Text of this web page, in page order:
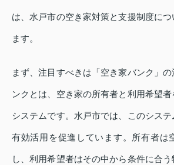
は、水戸市の空き家対策と支援制度に
ます。
まず、注目すべきは「空き家バンク」
ンクとは、空き家の所有者と利用希望
システムです。水戸市では、このシス
有効活用を促進しています。所有者は
し、利用希望者はその中から条件に合